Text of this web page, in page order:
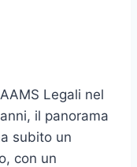
Legali nel
il panorama
subito un
con un